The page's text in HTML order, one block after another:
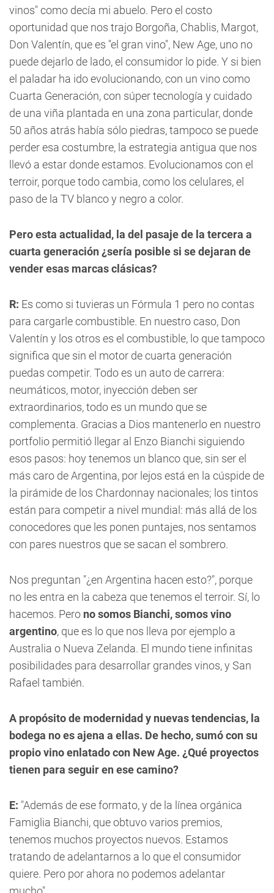
vinos" como decía mi abuelo. Pero el costo
oportunidad que nos trajo Borgoña, Chablis, Margot,
Don Valentín, que es "el gran vino", New Age, uno no
puede dejarlo de lado, el consumidor lo pide. Y si bien
el paladar ha ido evolucionando, con un vino como
Cuarta Generación, con súper tecnología y cuidado
de una viña plantada en una zona particular, donde
50 años atrás había sólo piedras, tampoco se puede
perder esa costumbre, la estrategia antigua que nos
llevó a estar donde estamos. Evolucionamos con el
terroir, porque todo cambia, como los celulares, el
paso de la TV blanco y negro a color.
Pero esta actualidad, la del pasaje de la tercera a
cuarta generación ¿sería posible si se dejaran de
vender esas marcas clásicas?
R: Es como si tuvieras un Fórmula 1 pero no contas
para cargarle combustible. En nuestro caso, Don
Valentín y los otros es el combustible, lo que tampoco
significa que sin el motor de cuarta generación
puedas competir. Todo es un auto de carrera:
neumáticos, motor, inyección deben ser
extraordinarios, todo es un mundo que se
complementa. Gracias a Dios mantenerlo en nuestro
portfolio permitió llegar al Enzo Bianchi siguiendo
esos pasos: hoy tenemos un blanco que, sin ser el
más caro de Argentina, por lejos está en la cúspide de
la pirámide de los Chardonnay nacionales; los tintos
están para competir a nivel mundial: más allá de los
conocedores que les ponen puntajes, nos sentamos
con pares nuestros que se sacan el sombrero.
Nos preguntan "¿en Argentina hacen esto?", porque
no les entra en la cabeza que tenemos el terroir. Sí, lo
hacemos. Pero no somos Bianchi, somos vino
argentino, que es lo que nos lleva por ejemplo a
Australia o Nueva Zelanda. El mundo tiene infinitas
posibilidades para desarrollar grandes vinos, y San
Rafael también.
A propósito de modernidad y nuevas tendencias, la
bodega no es ajena a ellas. De hecho, sumó con su
propio vino enlatado con New Age. ¿Qué proyectos
tienen para seguir en ese camino?
E: "Además de ese formato, y de la línea orgánica
Famiglia Bianchi, que obtuvo varios premios,
tenemos muchos proyectos nuevos. Estamos
tratando de adelantarnos a lo que el consumidor
quiere. Pero por ahora no podemos adelantar